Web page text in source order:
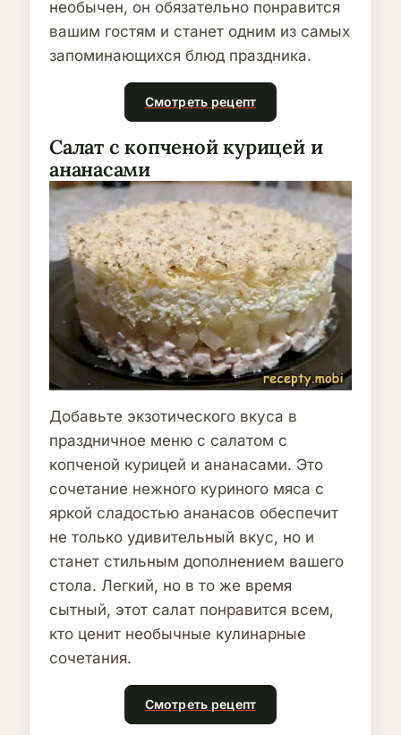
необычен, он обязательно понравится
вашим гостям и станет одним из самых
запоминающихся блюд праздника.
Смотреть рецепт
Салат с копченой курицей и
ананасами
Добавьте экзотического вкуса в
праздничное меню с салатом с
копченой курицей и ананасами. Это
сочетание нежного куриного мяса с
яркой сладостью ананасов обеспечит
не только удивительный вкус, но и
станет стильным дополнением вашего
стола. Легкий, но в то же время
сытный, этот салат понравится всем,
кто ценит необычные кулинарные
сочетания.
Смотреть рецепт